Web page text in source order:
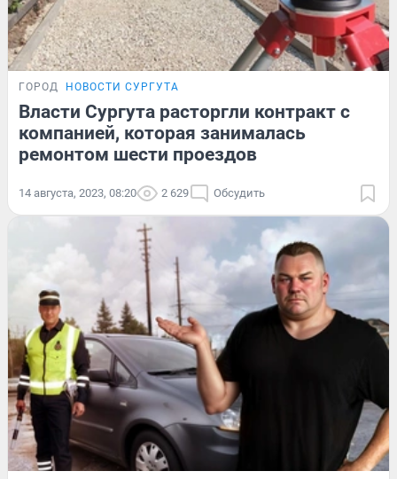
ГОРОД НОВОСТИ СУРГУТА
Власти Сургута расторгли контракт с
компанией, которая занималась
ремонтом шести проездов
14 августа, 2023, 08:20 2 629 Обсудить